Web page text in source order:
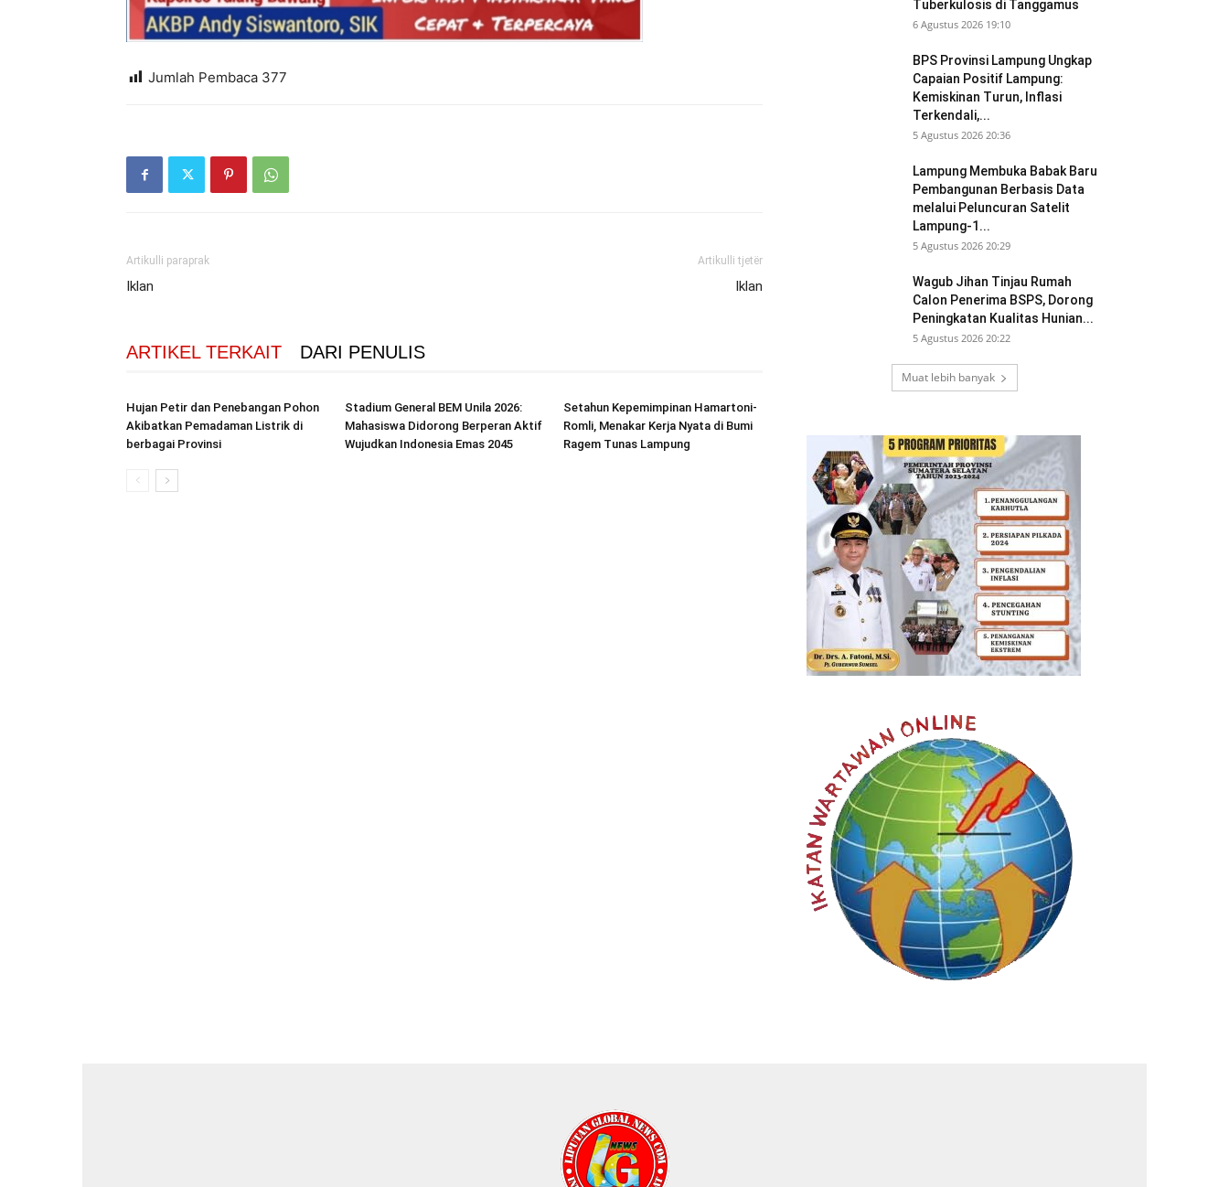
Jumlah Pembaca 377
Artikulli paraprak
Iklan
Artikulli tjetër
Iklan
ARTIKEL TERKAIT DARI PENULIS
Hujan Petir dan Penebangan Pohon
Akibatkan Pemadaman Listrik di
berbagai Provinsi
Stadium General BEM Unila 2026:
Mahasiswa Didorong Berperan Aktif
Wujudkan Indonesia Emas 2045
Setahun Kepemimpinan Hamartoni-
Romli, Menakar Kerja Nyata di Bumi
Ragem Tunas Lampung
Tuberkulosis di Tanggamus
6 Agustus 2026 19:10
BPS Provinsi Lampung Ungkap
Capaian Positif Lampung:
Kemiskinan Turun, Inflasi
Terkendali,...
5 Agustus 2026 20:36
Lampung Membuka Babak Baru
Pembangunan Berbasis Data
melalui Peluncuran Satelit
Lampung-1...
5 Agustus 2026 20:29
Wagub Jihan Tinjau Rumah
Calon Penerima BSPS, Dorong
Peningkatan Kualitas Hunian...
5 Agustus 2026 20:22
Muat lebih banyak